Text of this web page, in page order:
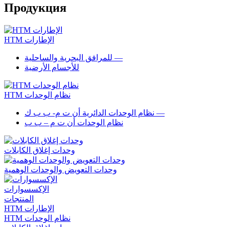
Продукция
HTM الإطارات
للمرافق البحرية والساحلية —
للأجسام الأرضية
HTM نظام الوحدات
نظام الوحدات الدائرية أن ت م- ب ب ك —
نظام الوحدات أن ت م – ب ب
وحدات إغلاق الكابلات
وحدات التعويض والوحدات الوهمية
الإكسسوارات
المنتجات
HTM الإطارات
HTM نظام الوحدات